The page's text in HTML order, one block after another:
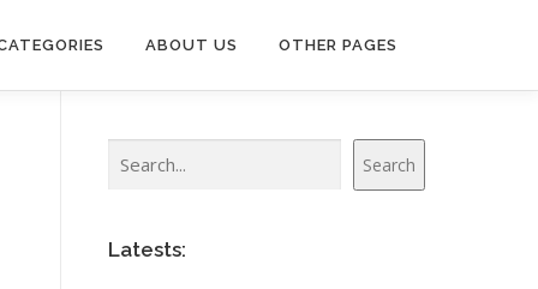
ABOUT US OTHER PAGES
Search
Latests: